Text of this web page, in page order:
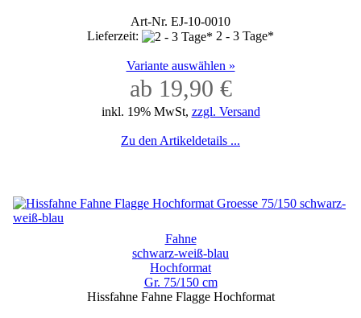
Art-Nr. EJ-10-0010
Lieferzeit:
2 - 3 Tage*
Variante auswählen »
ab 19,90 €
inkl. 19% MwSt, zzgl. Versand
Zu den Artikeldetails ...
Fahne
schwarz-weiß-blau
Hochformat
Gr. 75/150 cm
Hissfahne Fahne Flagge Hochformat